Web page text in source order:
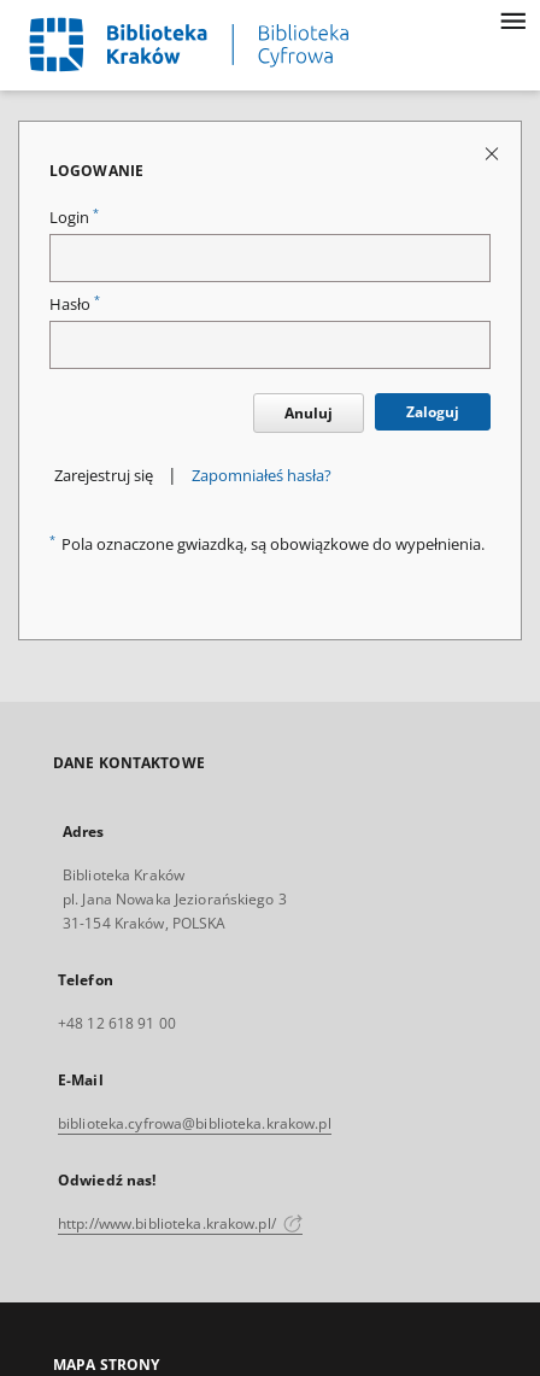
LOGOWANIE
Login *
Hasło *
Anuluj Zaloguj
Zarejestruj się | Zapomniałeś hasła?
* Pola oznaczone gwiazdką, są obowiązkowe do wypełnienia.
DANE KONTAKTOWE
Adres
Biblioteka Kraków
pl. Jana Nowaka Jeziorańskiego 3
31-154 Kraków, POLSKA
Telefon
+48 12 618 91 00
E-Mail
biblioteka.cyfrowa@biblioteka.krakow.pl
Odwiedź nas!
http://www.biblioteka.krakow.pl/
MAPA STRONY